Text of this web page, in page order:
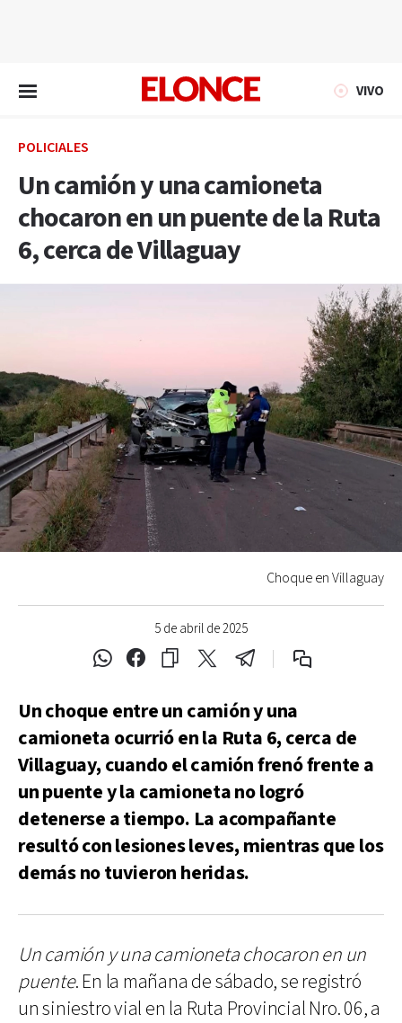
VIVO
POLICIALES
Un camión y una camioneta
chocaron en un puente de la Ruta
6, cerca de Villaguay
5 de abril de 2025
Choque en Villaguay
Un choque entre un camión y una
camioneta ocurrió en la Ruta 6, cerca de
Villaguay, cuando el camión frenó frente a
un puente y la camioneta no logró
detenerse a tiempo. La acompañante
resultó con lesiones leves, mientras que los
demás no tuvieron heridas.
Un camión y una camioneta chocaron en un
puente. En la mañana de sábado, se registró
un siniestro vial en la Ruta Provincial Nro. 06, a